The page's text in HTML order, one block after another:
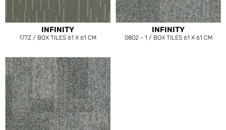
INFINITY
177Z / BOX TILES 61 X 61 CM
INFINITY
0802 - 1 / BOX TILES 61 X 61 CM